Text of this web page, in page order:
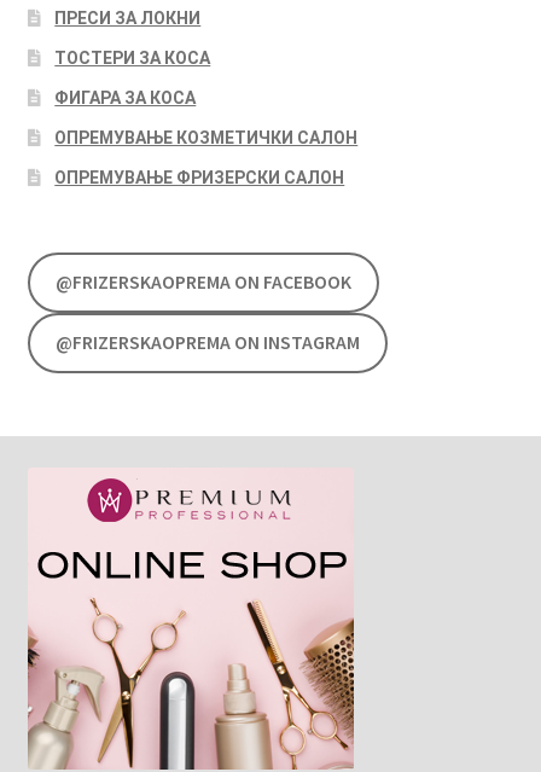
ПРЕСИ ЗА ЛОКНИ
ТОСТЕРИ ЗА КОСА
ФИГАРА ЗА КОСА
ОПРЕМУВАЊЕ КОЗМЕТИЧКИ САЛОН
ОПРЕМУВАЊЕ ФРИЗЕРСКИ САЛОН
@FRIZERSKAOPREMA ON FACEBOOK
@FRIZERSKAOPREMA ON INSTAGRAM